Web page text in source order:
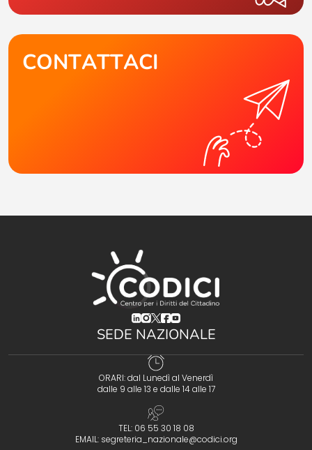
CONTATTACI
(opens in a new tab)
(opens in a new tab)
(opens in a new tab)
(opens in a new tab)
(opens in a new tab)
SEDE NAZIONALE
ORARI: dal Lunedì al Venerdì
dalle 9 alle 13 e dalle 14 alle 17
TEL: 06 55 30 18 08
EMAIL: segreteria_nazionale@codici.org